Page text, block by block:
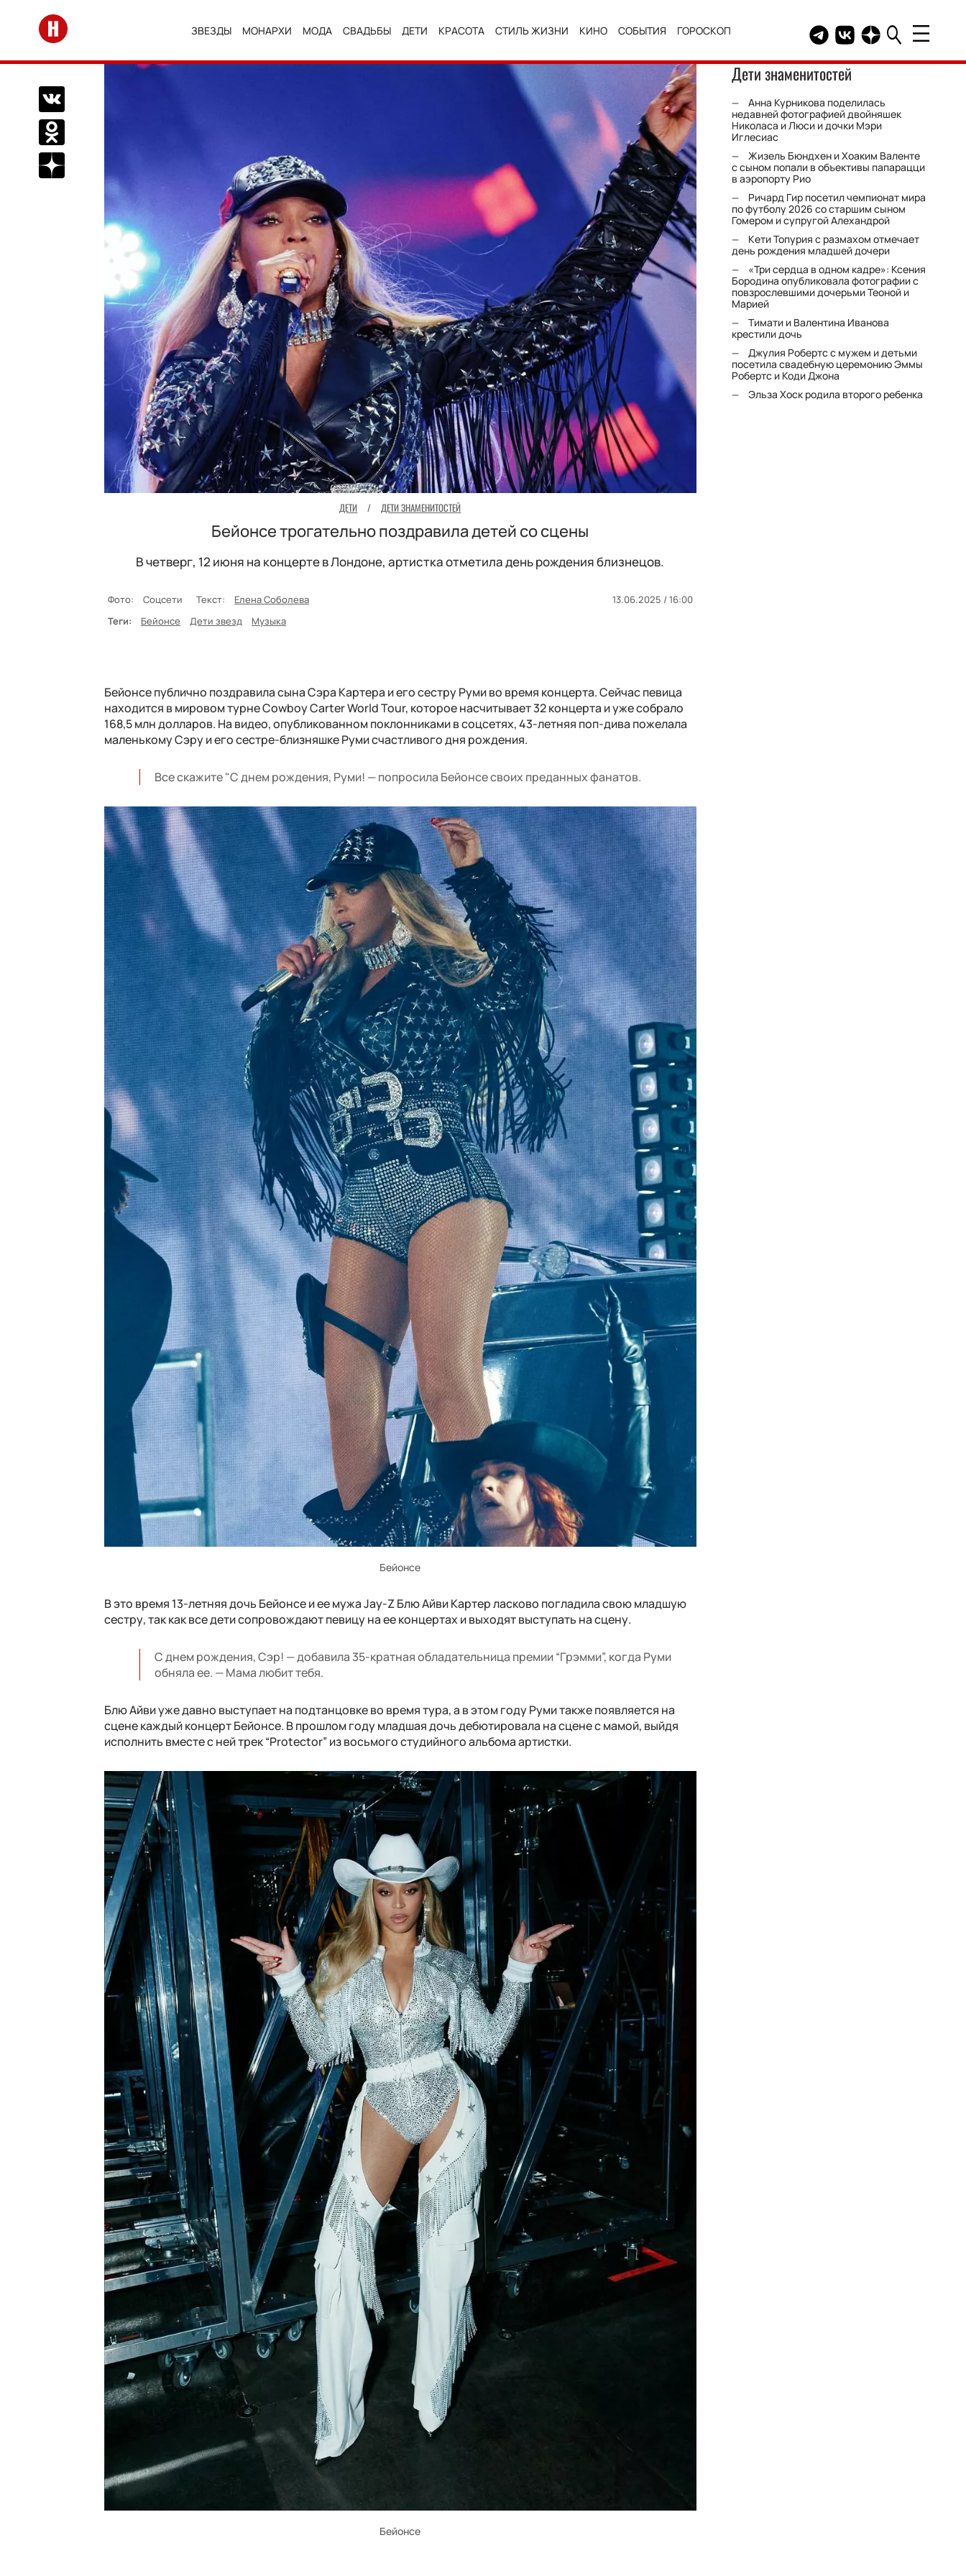
Перейти на главную
ЗВЕЗДЫ МОНАРХИ МОДА СВАДЬБЫ ДЕТИ КРАСОТА СТИЛЬ ЖИЗНИ КИНО СОБЫТИЯ ГОРОСКОП Telegram канал HELLO
Группа HELLO
Канал HELLO в
Поделиться Вконтакте
Поделиться в Одноклассниках
Подписаться на нас в Дзен
ДЕТИ / ДЕТИ ЗНАМЕНИТОСТЕЙ
Бейонсе трогательно поздравила детей со сцены
В четверг, 12 июня на концерте в Лондоне, артистка отметила день рождения близнецов.
Фото: Соцсети Текст: Елена Соболева
13.06.2025 / 16:00
Теги:
Бейонсе Дети звезд Музыка
Бейонсе публично поздравила сына Сэра Картера и его сестру Руми во время концерта. Сейчас певица
находится в мировом турне Cowboy Carter World Tour, которое насчитывает 32 концерта и уже собрало
168,5 млн долларов. На видео, опубликованном поклонниками в соцсетях, 43-летняя поп-дива пожелала
маленькому Сэру и его сестре-близняшке Руми счастливого дня рождения.
Все скажите "С днем рождения, Руми! — попросила Бейонсе своих преданных фанатов.
Бейонсе
В это время 13-летняя дочь Бейонсе и ее мужа Jay-Z Блю Айви Картер ласково погладила свою младшую
сестру, так как все дети сопровождают певицу на ее концертах и выходят выступать на сцену.
С днем рождения, Сэр! — добавила 35-кратная обладательница премии “Грэмми”, когда Руми
обняла ее. — Мама любит тебя.
Блю Айви уже давно выступает на подтанцовке во время тура, а в этом году Руми также появляется на
сцене каждый концерт Бейонсе. В прошлом году младшая дочь дебютировала на сцене с мамой, выйдя
исполнить вместе с ней трек “Protector” из восьмого студийного альбома артистки.
Бейонсе
Дети знаменитостей
Анна Курникова поделилась
недавней фотографией двойняшек
Николаса и Люси и дочки Мэри
Иглесиас
Жизель Бюндхен и Хоаким Валенте
с сыном попали в объективы папарацци
в аэропорту Рио
Ричард Гир посетил чемпионат мира
по футболу 2026 со старшим сыном
Гомером и супругой Алехандрой
Кети Топурия с размахом отмечает
день рождения младшей дочери
«Три сердца в одном кадре»: Ксения
Бородина опубликовала фотографии с
повзрослевшими дочерьми Теоной и
Марией
Тимати и Валентина Иванова
крестили дочь
Джулия Робертс с мужем и детьми
посетила свадебную церемонию Эммы
Робертс и Коди Джона
Эльза Хоск родила второго ребенка